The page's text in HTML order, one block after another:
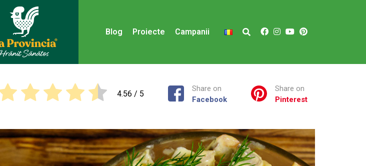
Blog Proiecte Campanii
4.56 / 5
Share on
Facebook
Share on
Pinterest